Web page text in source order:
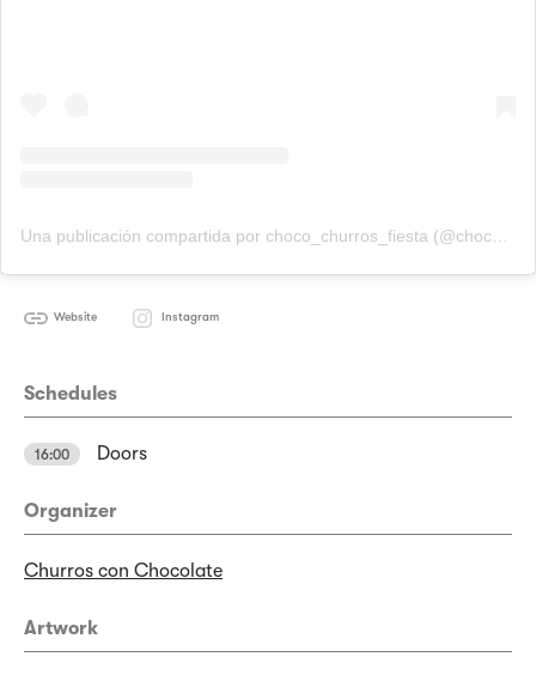
Website Instagram
Schedules
16:00 Doors
Organizer
Churros con Chocolate
Artwork